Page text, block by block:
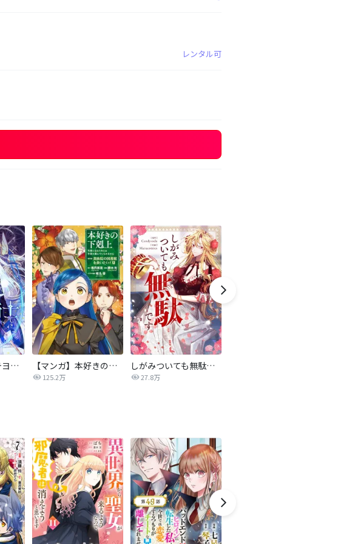
レンタル可
氷華の騎士【タテヨミ】 【マンガ】本好きの下剋上 第四部
125.2万
しがみついても無駄です【タテヨミ】
27.8万